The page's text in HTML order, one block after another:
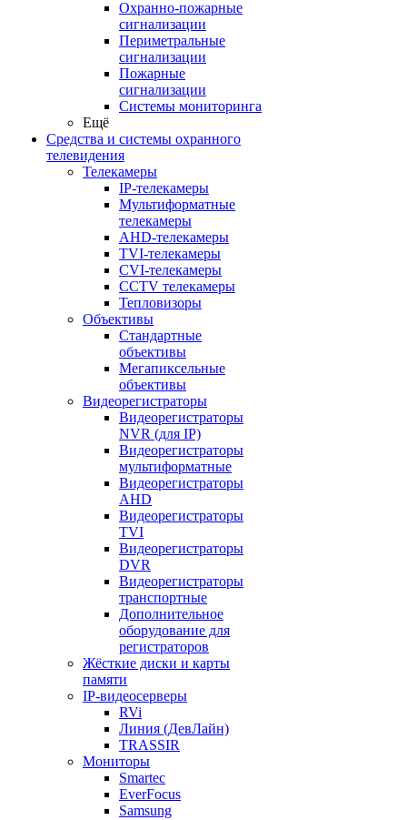
Охранно-пожарные
сигнализации
Периметральные
сигнализации
Пожарные
сигнализации
Системы мониторинга
Ещё
Средства и системы охранного
телевидения
Телекамеры
IP-телекамеры
Мультиформатные
телекамеры
AHD-телекамеры
TVI-телекамеры
CVI-телекамеры
CCTV телекамеры
Тепловизоры
Объективы
Стандартные
объективы
Мегапиксельные
объективы
Видеорегистраторы
Видеорегистраторы
NVR (для IP)
Видеорегистраторы
мультиформатные
Видеорегистраторы
AHD
Видеорегистраторы
TVI
Видеорегистраторы
DVR
Видеорегистраторы
транспортные
Дополнительное
оборудование для
регистраторов
Жёсткие диски и карты
памяти
IP-видеосерверы
RVi
Линия (ДевЛайн)
TRASSIR
Мониторы
Smartec
EverFocus
Samsung